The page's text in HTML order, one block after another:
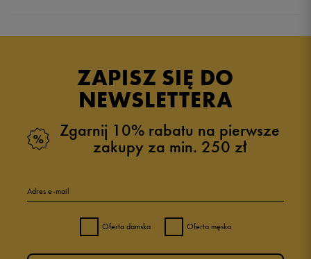
ZAPISZ SIĘ DO
NEWSLETTERA
Zgarnij 10% rabatu na pierwsze
zakupy za min. 250 zł
Adres e-mail
Oferta damska Oferta męska